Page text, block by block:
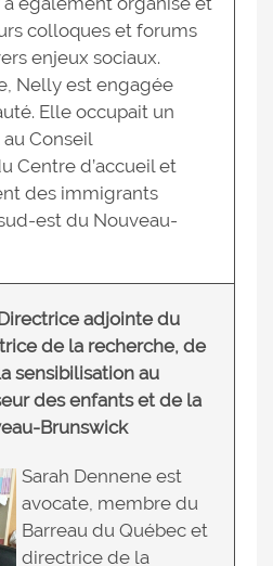
colloques et forums
enjeux sociaux.
Nelly est engagée
Elle occupait un
Conseil
Centre d’accueil et
des immigrants
est du Nouveau-
adjointe du
de la recherche, de
sensibilisation au
des enfants et de la
Brunswick
Sarah Dennene est
avocate, membre du
Barreau du Québec et
directrice de la